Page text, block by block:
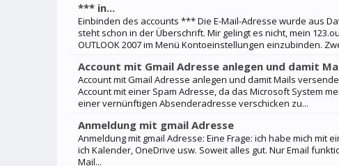
*** in...
Einbinden des accounts *** Die E-Mail-Adresse wurde aus
steht schon in der Überschrift. Mir gelingt es nicht, mein
OUTLOOK 2007 im Menü Kontoeinstellungen einzubinden.
Account mit Gmail Adresse anlegen und damit
Account mit Gmail Adresse anlegen und damit Mails
Account mit einer Spam Adresse, da das Microsoft System
einer vernünftigen Absenderadresse verschicken zu...
Anmeldung mit gmail Adresse
Anmeldung mit gmail Adresse: Eine Frage: ich habe mich mit
ich Kalender, OneDrive usw. Soweit alles gut. Nur Email
Mail...